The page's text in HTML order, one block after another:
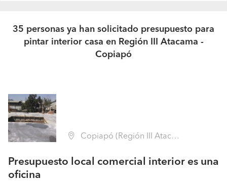
35 personas ya han solicitado presupuesto para
pintar interior casa en Región III Atacama -
Copiapó
Copiapó (Región III Atacama - Copiapó)
Presupuesto local comercial interior es una
oficina